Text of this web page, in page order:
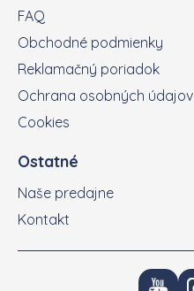
FAQ
Obchodné podmienky
Reklamačný poriadok
Ochrana osobných údajov
Cookies
Ostatné
Naše predajne
Kontakt